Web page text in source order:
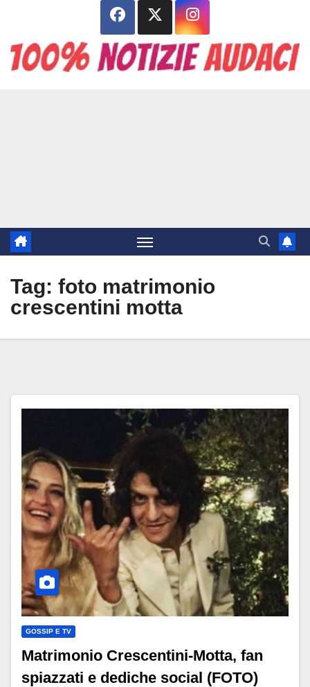
contenuto
Tag: foto matrimonio
crescentini motta
GOSSIP E TV
Matrimonio Crescentini-Motta, fan
spiazzati e dediche social (FOTO)